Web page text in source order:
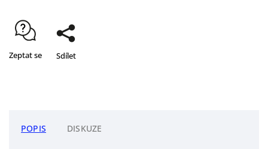
Zeptat se Sdílet
POPIS DISKUZE